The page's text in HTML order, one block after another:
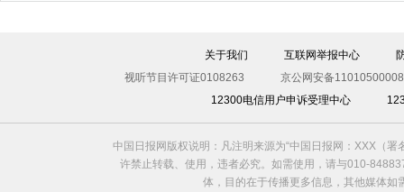
关于我们 互联网举报中心
视听节目许可证0108263
京公网安备
12300电信用户申诉受理中心
中国日报网版权说明：凡注明来源为“中国日报网：XXX（
许禁止转载、使用，违者必究。如需使用，请与010-
体，目的在于传播更多信息，其他媒体